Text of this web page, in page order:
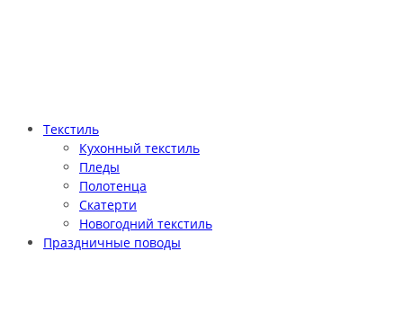
Текстиль
Кухонный текстиль
Пледы
Полотенца
Скатерти
Новогодний текстиль
Праздничные поводы